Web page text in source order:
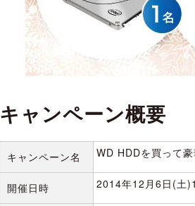
キャンペーン概要
キャンペーン名 WD HDDを買って
開催日時 2014年12月6日(土